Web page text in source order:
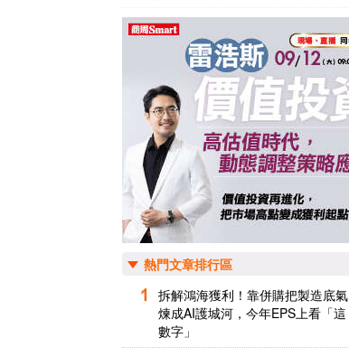
熱門文章排行區
拆解鴻海獲利！靠併購把製造底氣
煉成AI護城河，今年EPS上看「這
數字」